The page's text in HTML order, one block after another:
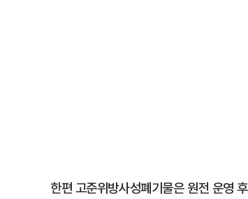
한편 고준위방사성폐기물은 원전 운영